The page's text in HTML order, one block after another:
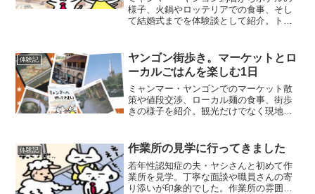
様子、火鍋やロッテリアでの食事、そし
て結婚式までを体験談として紹介。トラ
体験記
ヤンゴン街歩き。マーケットとロ
ーカルごはんを楽しむ1日
ミャンマー・ヤンゴンでのマーケット散
策や値段交渉、ローカル麺の食事、街歩
きの様子を紹介。観光だけでなく現地の
体験記 作業所の見学に行ってきました
若年性認知症の夫・ヤシさんと初めて作
業所を見学。丁寧な面談や職員さんの寄
り添いが印象的でした。作業所の雰囲気